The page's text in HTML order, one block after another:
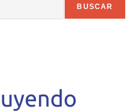
BUSCAR